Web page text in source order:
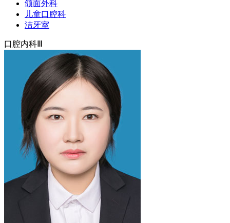
颌面外科
儿童口腔科
洁牙室
口腔内科Ⅲ